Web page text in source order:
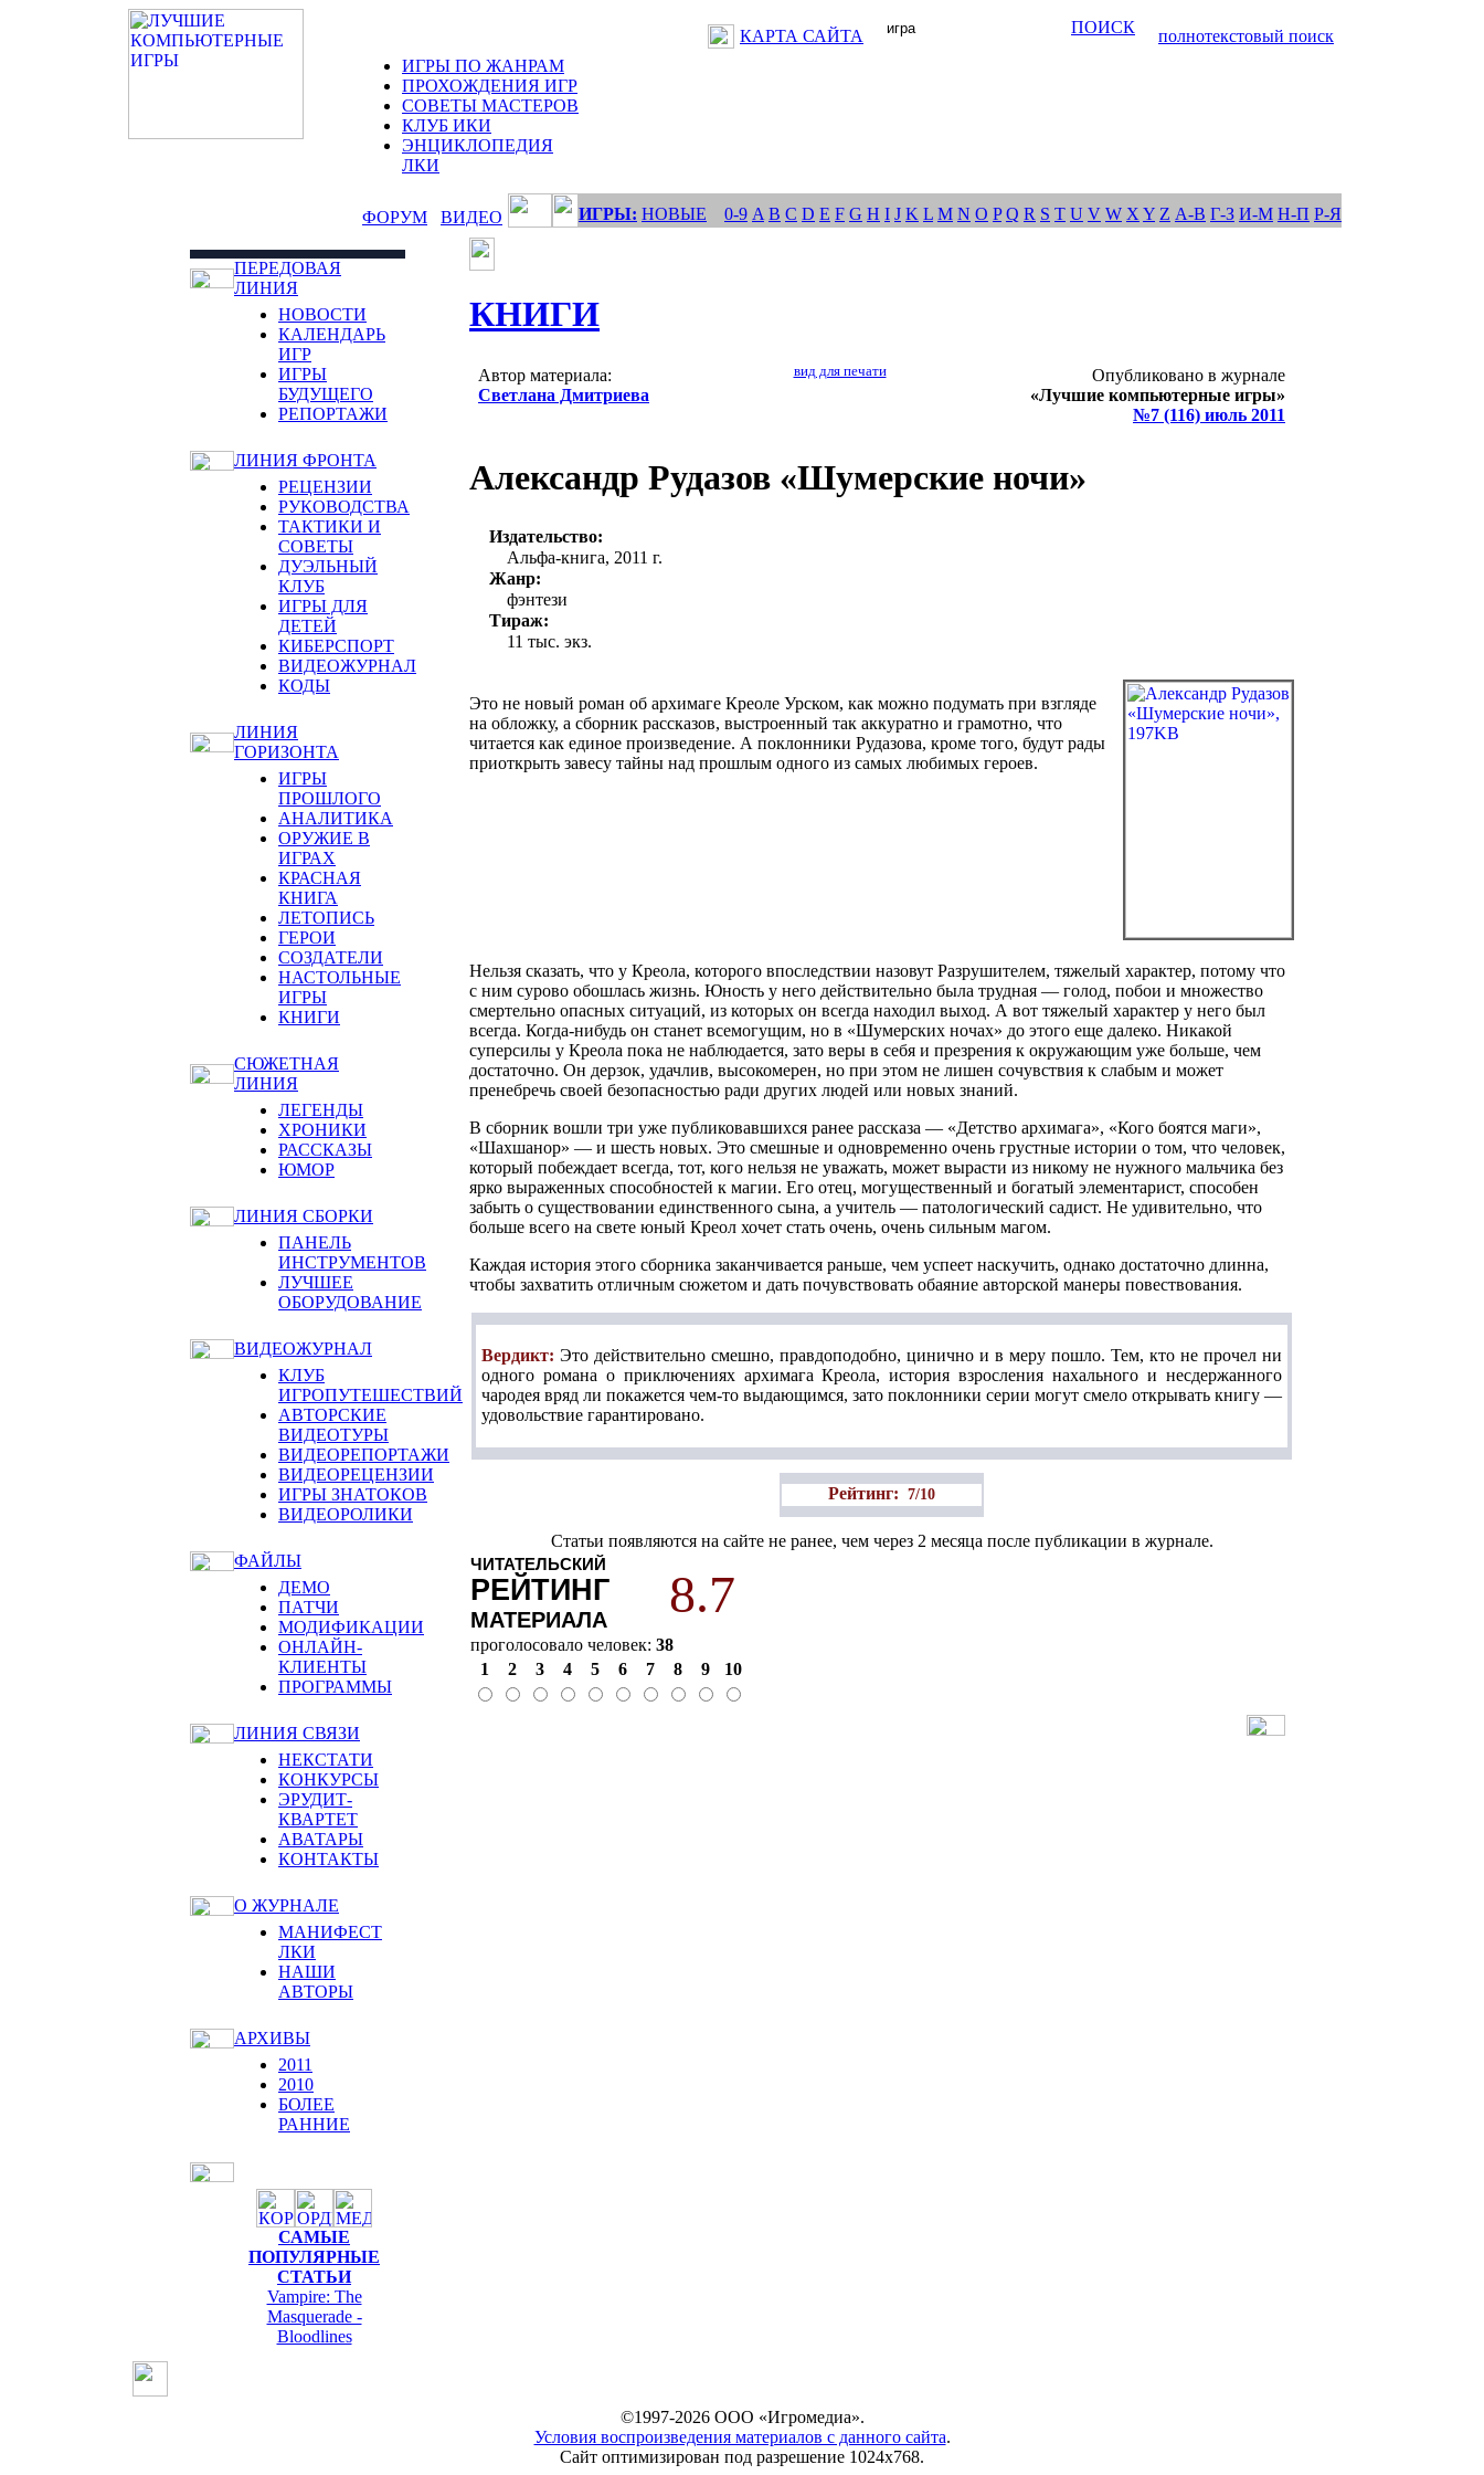
КАРТА САЙТА ПОИСК
полнотекстовый поиск
ИГРЫ ПО ЖАНРАМ
ПРОХОЖДЕНИЯ ИГР
СОВЕТЫ МАСТЕРОВ
КЛУБ ИКИ
ЭНЦИКЛОПЕДИЯ
ЛКИ
ФОРУМ ВИДЕО ИГРЫ: НОВЫЕ 0-9 A B C D E F G H I J K L M N O P Q R S T U V W X Y Z А-В Г-З И-М Н-П Р-Я
ПЕРЕДОВАЯ
ЛИНИЯ
НОВОСТИ
КАЛЕНДАРЬ
ИГР
ИГРЫ
БУДУЩЕГО
РЕПОРТАЖИ
ЛИНИЯ ФРОНТА
РЕЦЕНЗИИ
РУКОВОДСТВА
ТАКТИКИ И
СОВЕТЫ
ДУЭЛЬНЫЙ
КЛУБ
ИГРЫ ДЛЯ
ДЕТЕЙ
КИБЕРСПОРТ
ВИДЕОЖУРНАЛ
КОДЫ
ЛИНИЯ
ГОРИЗОНТА
ИГРЫ
ПРОШЛОГО
АНАЛИТИКА
ОРУЖИЕ В
ИГРАХ
КРАСНАЯ
КНИГА
ЛЕТОПИСЬ
ГЕРОИ
СОЗДАТЕЛИ
НАСТОЛЬНЫЕ
ИГРЫ
КНИГИ
СЮЖЕТНАЯ
ЛИНИЯ
ЛЕГЕНДЫ
ХРОНИКИ
РАССКАЗЫ
ЮМОР
ЛИНИЯ СБОРКИ
ПАНЕЛЬ
ИНСТРУМЕНТОВ
ЛУЧШЕЕ
ОБОРУДОВАНИЕ
ВИДЕОЖУРНАЛ
КЛУБ
ИГРОПУТЕШЕСТВИЙ
АВТОРСКИЕ
ВИДЕОТУРЫ
ВИДЕОРЕПОРТАЖИ
ВИДЕОРЕЦЕНЗИИ
ИГРЫ ЗНАТОКОВ
ВИДЕОРОЛИКИ
ФАЙЛЫ
ДЕМО
ПАТЧИ
МОДИФИКАЦИИ
ОНЛАЙН-
КЛИЕНТЫ
ПРОГРАММЫ
ЛИНИЯ СВЯЗИ
НЕКСТАТИ
КОНКУРСЫ
ЭРУДИТ-
КВАРТЕТ
АВАТАРЫ
КОНТАКТЫ
О ЖУРНАЛЕ
МАНИФЕСТ
ЛКИ
НАШИ
АВТОРЫ
АРХИВЫ
2011
2010
БОЛЕЕ
РАННИЕ
САМЫЕ
ПОПУЛЯРНЫЕ
СТАТЬИ
Vampire: The
Masquerade -
Bloodlines
КНИГИ
Автор материала:
Светлана Дмитриева
Опубликовано в журнале
«Лучшие компьютерные игры»
№7 (116) июль 2011
вид для печати
Александр Рудазов «Шумерские ночи»
Издательство:
Альфа-книга, 2011 г.
Жанр:
фэнтези
Тираж:
11 тыс. экз.
Это не новый роман об архимаге Креоле Урском, как можно подумать при взгляде
на обложку, а сборник рассказов, выстроенный так аккуратно и грамотно, что
читается как единое произведение. А поклонники Рудазова, кроме того, будут рады
приоткрыть завесу тайны над прошлым одного из самых любимых героев.
Нельзя сказать, что у Креола, которого впоследствии назовут Разрушителем, тяжелый характер, потому что
с ним сурово обошлась жизнь. Юность у него действительно была трудная — голод, побои и множество
смертельно опасных ситуаций, из которых он всегда находил выход. А вот тяжелый характер у него был
всегда. Когда-нибудь он станет всемогущим, но в «Шумерских ночах» до этого еще далеко. Никакой
суперсилы у Креола пока не наблюдается, зато веры в себя и презрения к окружающим уже больше, чем
достаточно. Он дерзок, удачлив, высокомерен, но при этом не лишен сочувствия к слабым и может
пренебречь своей безопасностью ради других людей или новых знаний.
В сборник вошли три уже публиковавшихся ранее рассказа — «Детство архимага», «Кого боятся маги»,
«Шахшанор» — и шесть новых. Это смешные и одновременно очень грустные истории о том, что человек,
который побеждает всегда, тот, кого нельзя не уважать, может вырасти из никому не нужного мальчика без
ярко выраженных способностей к магии. Его отец, могущественный и богатый элементарист, способен
забыть о существовании единственного сына, а учитель — патологический садист. Не удивительно, что
больше всего на свете юный Креол хочет стать очень, очень сильным магом.
Каждая история этого сборника заканчивается раньше, чем успеет наскучить, однако достаточно длинна,
чтобы захватить отличным сюжетом и дать почувствовать обаяние авторской манеры повествования.
Вердикт: Это действительно смешно, правдоподобно, цинично и в меру пошло. Тем, кто не прочел ни
одного романа о приключениях архимага Креола, история взросления нахального и несдержанного
чародея вряд ли покажется чем-то выдающимся, зато поклонники серии могут смело открывать книгу —
удовольствие гарантировано.
Рейтинг: 7/10
Статьи появляются на сайте не ранее, чем через 2 месяца после публикации в журнале.
ЧИТАТЕЛЬСКИЙ
РЕЙТИНГ
МАТЕРИАЛА 8.7
проголосовало человек: 38
1
2 3 4 5 6 7 8 9 10
©1997-2026 ООО «Игромедиа».
Условия воспроизведения материалов с данного сайта.
Сайт оптимизирован под разрешение 1024х768.